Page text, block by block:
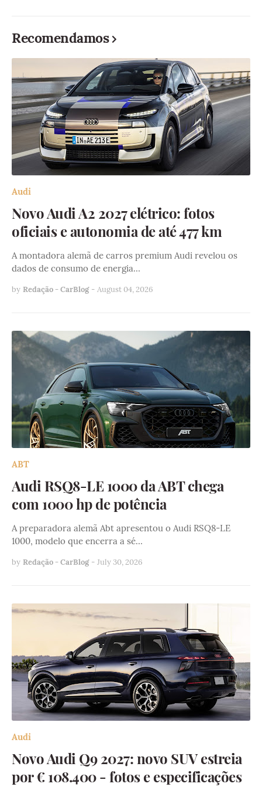
Recomendamos
Audi
Novo Audi A2 2027 elétrico: fotos
oficiais e autonomia de até 477 km
A montadora alemã de carros premium Audi revelou os
dados de consumo de energia…
by Redação - CarBlog - August 04, 2026
ABT
Audi RSQ8-LE 1000 da ABT chega
com 1000 hp de potência
A preparadora alemã Abt apresentou o Audi RSQ8-LE
1000, modelo que encerra a sé…
by Redação - CarBlog - July 30, 2026
Audi
Novo Audi Q9 2027: novo SUV estreia
por € 108.400 - fotos e especificações